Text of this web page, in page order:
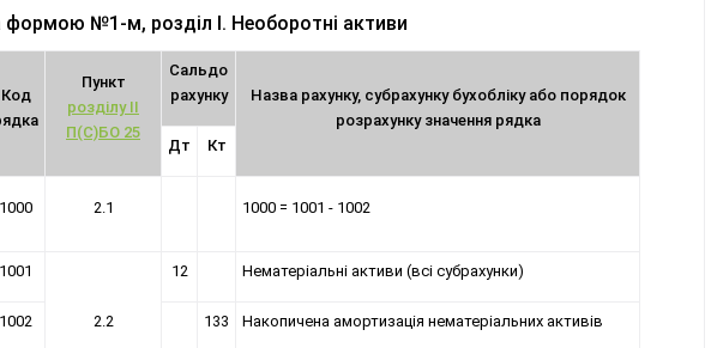
формою №1-м, розділ І. Необоротні активи
Код
Пункт
розділу ІІ
П(С)БО 25
Сальдо
рахунку
Назва рахунку, субрахунку бухобліку або порядок
розрахунку значення рядка
Дт
Кт
1000 2.1 1000 = 1001 - 1002
1001
2.2
12 Нематеріальні активи (всі субрахунки)
1002 133 Накопичена амортизація нематеріальних активів